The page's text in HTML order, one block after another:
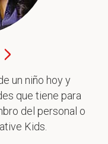
un niño hoy y
que tiene para
del personal o
Kids.